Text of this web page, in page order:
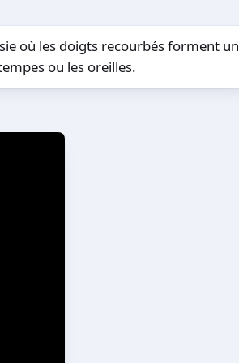
où les doigts recourbés forment un
ou les oreilles.